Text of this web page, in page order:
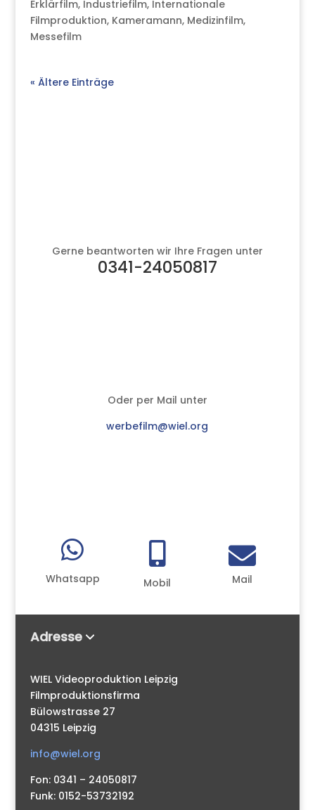
Erklärfilm, Industriefilm, Internationale
Filmproduktion, Kameramann, Medizinfilm,
Messefilm
« Ältere Einträge
Gerne beantworten wir Ihre Fragen unter
0341-24050817
Oder per Mail unter
werbefilm@wiel.org

Whatsapp

Mobil

Mail
Adresse
WIEL Videoproduktion Leipzig
Filmproduktionsfirma
Bülowstrasse 27
04315 Leipzig
info@wiel.org
Fon: 0341 – 24050817
Funk: 0152-53732192